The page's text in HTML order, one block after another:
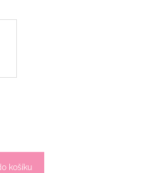
košíku